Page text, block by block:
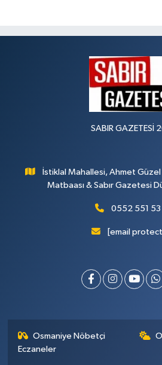
SABIR GAZETESİ
İstiklal Mahallesi, Ahmet
Matbaası & Sabır Gazetesi
0552 551 53
[email
Osmaniye Nöbetçi
Eczaneler